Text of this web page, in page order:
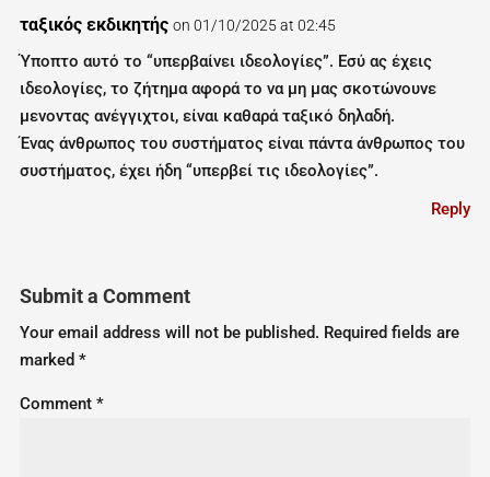
ταξικός εκδικητής on 01/10/2025 at 02:45
Ύποπτο αυτό το “υπερβαίνει ιδεολογίες”. Εσύ ας έχεις
ιδεολογίες, το ζήτημα αφορά το να μη μας σκοτώνουνε
μενοντας ανέγγιχτοι, είναι καθαρά ταξικό δηλαδή.
Ένας άνθρωπος του συστήματος είναι πάντα άνθρωπος του
συστήματος, έχει ήδη “υπερβεί τις ιδεολογίες”.
Reply
Submit a Comment
Your email address will not be published. Required fields are
marked *
Comment *